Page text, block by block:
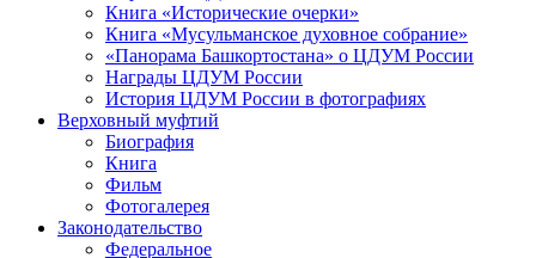
Книга «Исторические очерки»
Книга «Мусульманское духовное собрание»
«Панорама Башкортостана» о ЦДУМ России
Награды ЦДУМ России
История ЦДУМ России в фотографиях
Верховный муфтий
Биография
Книга
Фильм
Фотогалерея
Законодательство
Федеральное